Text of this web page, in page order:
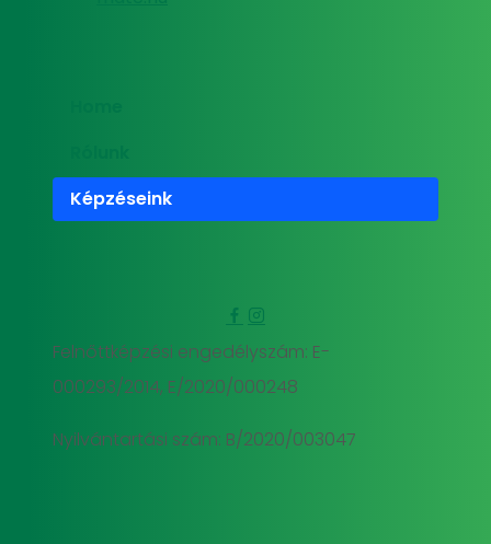
Képzéseink
Felnőttképzési engedélyszám: E-
000293/2014, E/2020/000248
Nyilvántartási szám: B/2020/003047